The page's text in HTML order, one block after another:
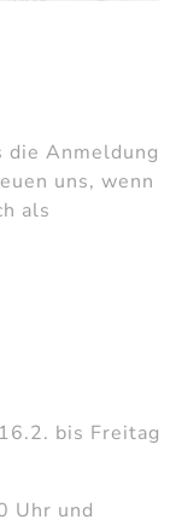
die Anmeldung
uns, wenn
als
bis Freitag
Uhr und